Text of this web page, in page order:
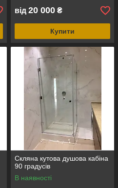
від 20 000 ₴
Купити
Скляна кутова душова кабіна
90 градусів
В наявності